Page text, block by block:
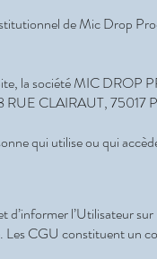
de Mic Drop
la société MIC
RUE CLAIRAUT, 75017
qui utilise ou qui
l’Utilisateur
Les CGU constituent un